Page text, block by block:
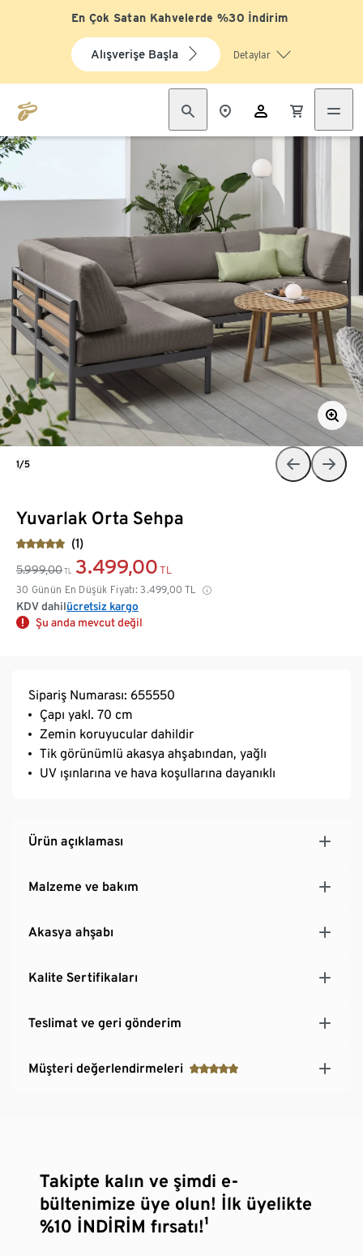
En Çok Satan Kahvelerde %30 İndirim
Alışverişe Başla Detaylar
Yuvarlak Orta Sehpa
(1)
5.999,00 TL 3.499,00 TL
30 Günün En Düşük Fiyatı: 3.499,00 TL
KDV dahilücretsiz kargo
Şu anda mevcut değil
1/5
Sipariş Numarası: 655550
Çapı yakl. 70 cm
Zemin koruyucular dahildir
Tik görünümlü akasya ahşabından, yağlı
UV ışınlarına ve hava koşullarına dayanıklı
Ürün açıklaması
Malzeme ve bakım
Akasya ahşabı
Kalite Sertifikaları
Teslimat ve geri gönderim
Müşteri değerlendirmeleri
Takipte kalın ve şimdi e-
bültenimize üye olun! İlk üyelikte
%10 İNDİRİM fırsatı!¹